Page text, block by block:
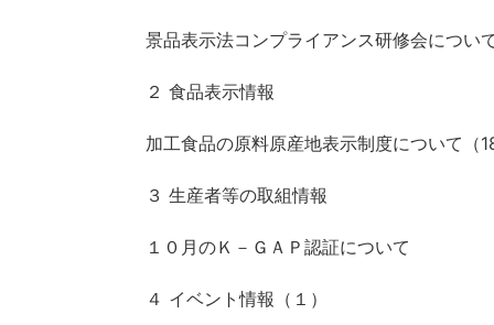
景品表示法コンプライアンス研修会につい
２ 食品表示情報
加工食品の原料原産地表示制度について（
３ 生産者等の取組情報
１０月のＫ－ＧＡＰ認証について
４ イベント情報（１）